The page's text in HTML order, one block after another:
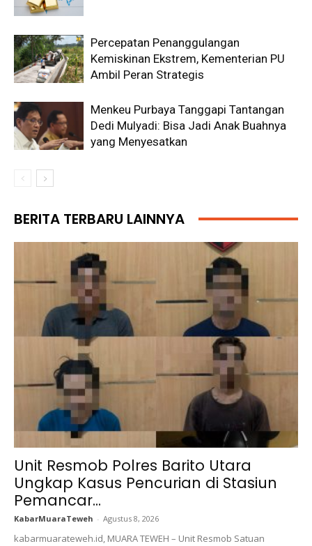
Percepatan Penanggulangan
Kemiskinan Ekstrem, Kementerian PU
Ambil Peran Strategis
Menkeu Purbaya Tanggapi Tantangan
Dedi Mulyadi: Bisa Jadi Anak Buahnya
yang Menyesatkan
BERITA TERBARU LAINNYA
Unit Resmob Polres Barito Utara
Ungkap Kasus Pencurian di Stasiun
Pemancar...
KabarMuaraTeweh - Agustus 8, 2026
kabarmuarateweh.id, MUARA TEWEH – Unit Resmob Satuan